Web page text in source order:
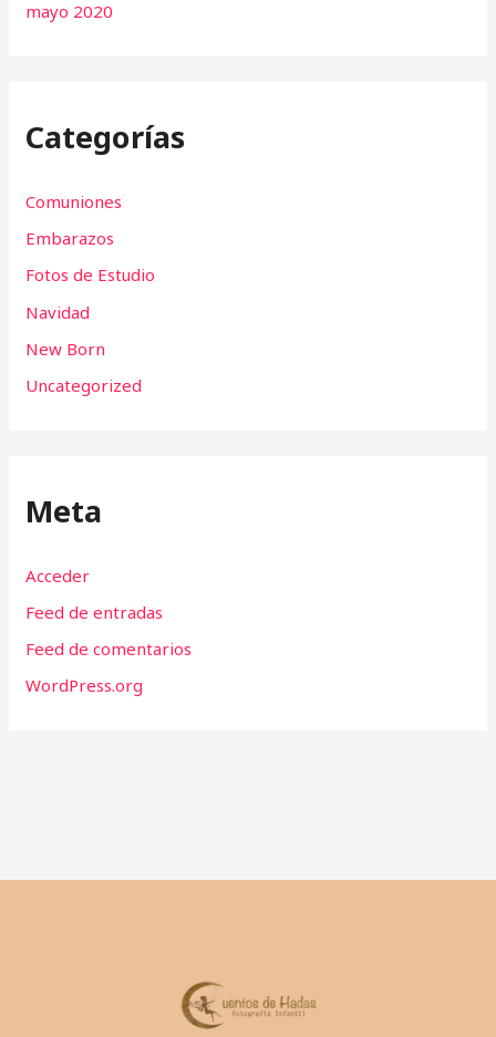
mayo 2020
Categorías
Comuniones
Embarazos
Fotos de Estudio
Navidad
New Born
Uncategorized
Meta
Acceder
Feed de entradas
Feed de comentarios
WordPress.org